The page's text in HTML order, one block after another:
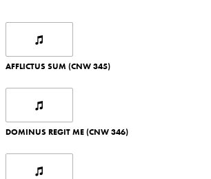
AFFLICTUS SUM (CNW 345)
DOMINUS REGIT ME (CNW 346)